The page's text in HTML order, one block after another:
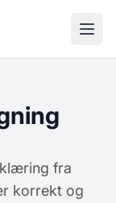
fra
korrekt og